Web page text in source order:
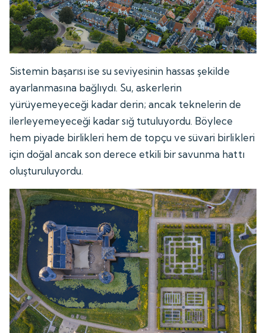
Sistemin başarısı ise su seviyesinin hassas şekilde
ayarlanmasına bağlıydı. Su, askerlerin
yürüyemeyeceği kadar derin; ancak teknelerin de
ilerleyemeyeceği kadar sığ tutuluyordu. Böylece
hem piyade birlikleri hem de topçu ve süvari birlikleri
için doğal ancak son derece etkili bir savunma hattı
oluşturuluyordu.